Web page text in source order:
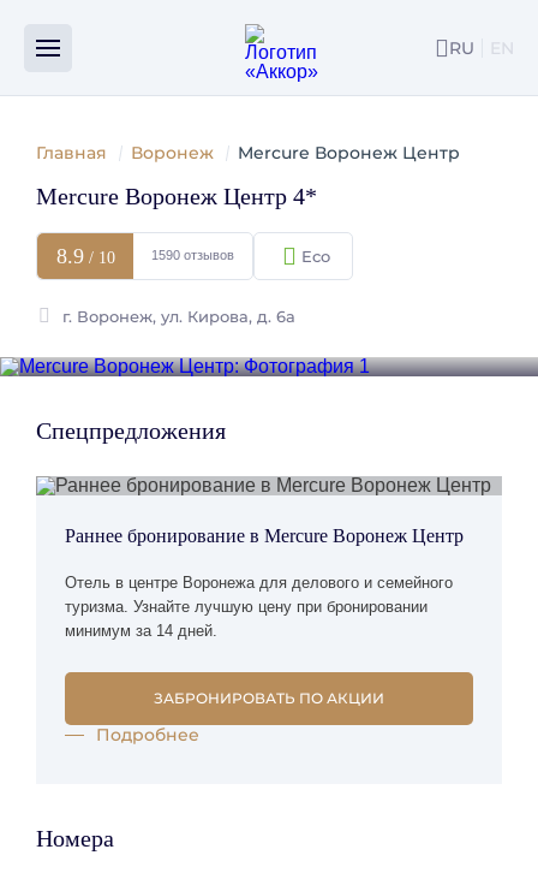
RU EN
Главная Воронеж Mercure Воронеж Центр
Mercure Воронеж Центр 4*
8.9 / 10 1590 отзывов
г. Воронеж, ул. Кирова, д. 6а
Спецпредложения
Раннее бронирование в Mercure Воронеж Центр
Отель в центре Воронежа для делового и семейного
туризма. Узнайте лучшую цену при бронировании
минимум за 14 дней.
ЗАБРОНИРОВАТЬ ПО АКЦИИ
Подробнее
Номера